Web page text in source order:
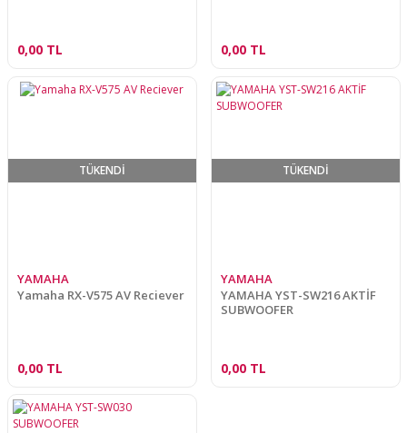
0,00 TL 0,00 TL
TÜKENDİ
YAMAHA
Yamaha RX-V575 AV Reciever
0,00 TL
TÜKENDİ
YAMAHA
YAMAHA YST-SW216 AKTİF
SUBWOOFER
0,00 TL